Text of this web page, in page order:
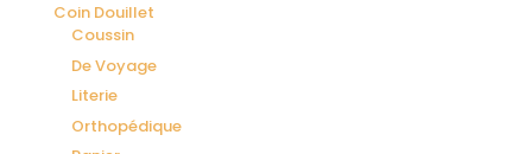
Coin Douillet
Coussin
De Voyage
Literie
Orthopédique